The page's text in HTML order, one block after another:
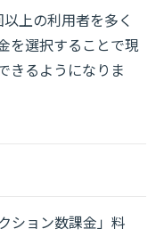
上の利用者を多く
を選択することで現
きるようになりま
ション数課金」料